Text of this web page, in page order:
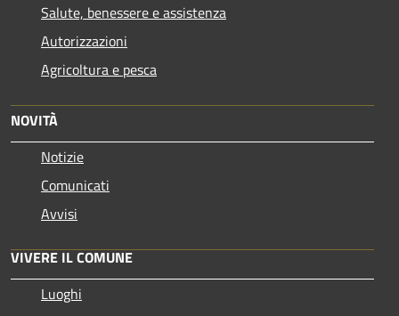
Salute, benessere e assistenza
Autorizzazioni
Agricoltura e pesca
NOVITÀ
Notizie
Comunicati
Avvisi
VIVERE IL COMUNE
Luoghi